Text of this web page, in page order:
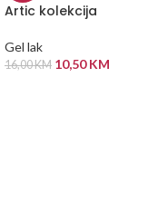
Artic kolekcija
Gel lak
16,00KM 10,50KM